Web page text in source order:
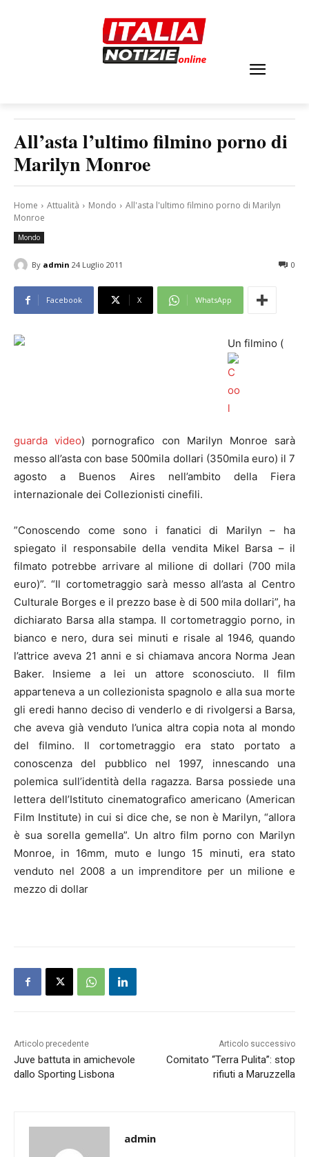
All’asta l’ultimo filmino porno di
Marilyn Monroe
Home Attualità Mondo
All'asta l'ultimo filmino porno di Marilyn
Monroe
Mondo
By admin 24 Luglio 2011 0
Facebook X WhatsApp
Un filmino (
guarda video) pornografico con Marilyn Monroe sarà
messo all’asta con base 500mila dollari (350mila euro) il 7
agosto a Buenos Aires nell’ambito della Fiera
internazionale dei Collezionisti cinefili.
”Conoscendo come sono i fanatici di Marilyn – ha
spiegato il responsabile della vendita Mikel Barsa – il
filmato potrebbe arrivare al milione di dollari (700 mila
euro)”. “Il cortometraggio sarà messo all’asta al Centro
Culturale Borges e il prezzo base è di 500 mila dollari”, ha
dichiarato Barsa alla stampa. Il cortometraggio porno, in
bianco e nero, dura sei minuti e risale al 1946, quando
l’attrice aveva 21 anni e si chiamava ancora Norma Jean
Baker. Insieme a lei un attore sconosciuto. Il film
apparteneva a un collezionista spagnolo e alla sua morte
gli eredi hanno deciso di venderlo e di rivolgersi a Barsa,
che aveva già venduto l’unica altra copia nota al mondo
del filmino. Il cortometraggio era stato portato a
conoscenza del pubblico nel 1997, innescando una
polemica sull’identità della ragazza. Barsa possiede una
lettera dell’Istituto cinematografico americano (American
Film Institute) in cui si dice che, se non è Marilyn, “allora
è sua sorella gemella”. Un altro film porno con Marilyn
Monroe, in 16mm, muto e lungo 15 minuti, era stato
venduto nel 2008 a un imprenditore per un milione e
mezzo di dollar
Articolo precedente
Juve battuta in amichevole
dallo Sporting Lisbona
Articolo successivo
Comitato “Terra Pulita”: stop
rifiuti a Maruzzella
admin